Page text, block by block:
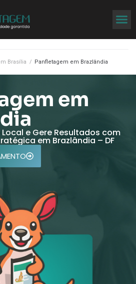
Brasília / Panfletagem em Brazlândia
em
e Gere Resultados com
em Brazlândia – DF